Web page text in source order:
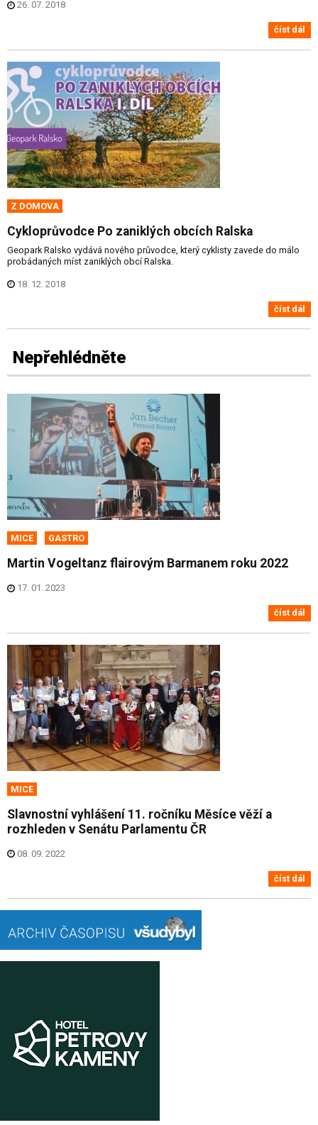
26. 07. 2018
číst dál
Z DOMOVA
Cykloprůvodce Po zaniklých obcích Ralska
Geopark Ralsko vydává nového průvodce, který cyklisty zavede do málo
probádaných míst zaniklých obcí Ralska.
18. 12. 2018
číst dál
Nepřehlédněte
MICE GASTRO
Martin Vogeltanz flairovým Barmanem roku 2022
17. 01. 2023
číst dál
MICE
Slavnostní vyhlášení 11. ročníku Měsíce věží a
rozhleden v Senátu Parlamentu ČR
08. 09. 2022
číst dál